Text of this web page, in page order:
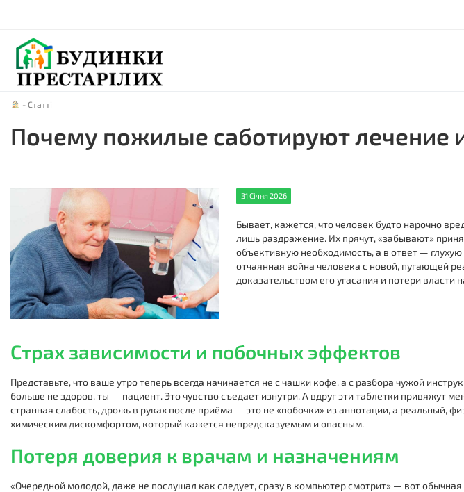
- Статті
Почему пожилые саботируют лечение
31 Січня 2026
Бывает, кажется, что человек будто нарочно
лишь раздражение. Их прячут, «забывают»
объективную необходимость, а в ответ —
отчаянная война человека с новой, пугающей
доказательством его угасания и потери власти
Страх зависимости и побочных эффектов
Представьте, что ваше утро теперь всегда начинается не с чашки кофе, а с разбора чужой
больше не здоров, ты — пациент. Это чувство съедает изнутри. А вдруг эти таблетки привяжут
странная слабость, дрожь в руках после приёма — это не «побочки» из аннотации, а реальный,
химическим дискомфортом, который кажется непредсказуемым и опасным.
Потеря доверия к врачам и назначениям
«Очередной молодой, даже не послушал как следует, сразу в компьютер смотрит» — вот